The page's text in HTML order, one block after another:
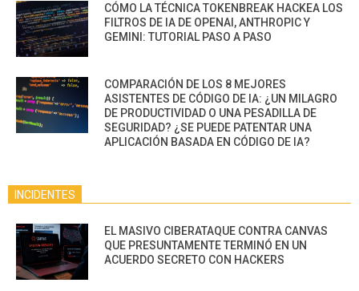
CÓMO LA TÉCNICA TOKENBREAK HACKEA LOS
FILTROS DE IA DE OPENAI, ANTHROPIC Y
GEMINI: TUTORIAL PASO A PASO
COMPARACIÓN DE LOS 8 MEJORES
ASISTENTES DE CÓDIGO DE IA: ¿UN MILAGRO
DE PRODUCTIVIDAD O UNA PESADILLA DE
SEGURIDAD? ¿SE PUEDE PATENTAR UNA
APLICACIÓN BASADA EN CÓDIGO DE IA?
INCIDENTES
EL MASIVO CIBERATAQUE CONTRA CANVAS
QUE PRESUNTAMENTE TERMINÓ EN UN
ACUERDO SECRETO CON HACKERS